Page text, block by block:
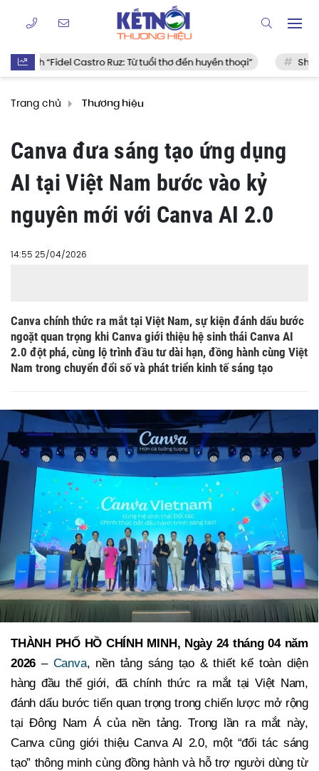
Castro Ruz: Từ tuổi thơ đến huyền thoại” Shopee đồng
Trang chủ Thương hiệu
Canva đưa sáng tạo ứng dụng
AI tại Việt Nam bước vào kỷ
nguyên mới với Canva AI 2.0
14:55 25/04/2026
Canva chính thức ra mắt tại Việt Nam, sự kiện đánh dấu bước
ngoặt quan trọng khi Canva giới thiệu hệ sinh thái Canva AI
2.0 đột phá, cùng lộ trình đầu tư dài hạn, đồng hành cùng Việt
Nam trong chuyển đổi số và phát triển kinh tế sáng tạo
THÀNH PHỐ HỒ CHÍNH MINH, Ngày 24 tháng 04 năm
2026 – Canva, nền tảng sáng tạo & thiết kế toàn diện
hàng đầu thế giới, đã chính thức ra mắt tại Việt Nam,
đánh dấu bước tiến quan trọng trong chiến lược mở rộng
tại Đông Nam Á của nền tảng. Trong lần ra mắt này,
Canva cũng giới thiệu Canva AI 2.0, một “đối tác sáng
tạo” thông minh cùng đồng hành và hỗ trợ người dùng từ